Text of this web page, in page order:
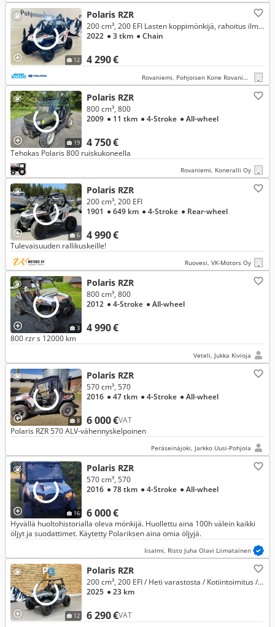
12
Polaris RZR
4 290 €
200 cm³, 200 EFI Lasten koppimönkijä, rahoitus ilman käsirahaa
2022 ● 3 tkm ● Chain
Rovaniemi, Pohjoisen Kone Rovaniemi
19
Polaris RZR
4 750 €
800 cm³, 800
2009 ● 11 tkm ● 4-Stroke ● All-wheel
Tehokas Polaris 800 ruiskukoneella
Rovaniemi, Koneralli Oy
6
Polaris RZR
4 990 €
200 cm³, 200 EFI
1901 ● 649 km ● 4-Stroke ● Rear-wheel
Tulevaisuuden rallikuskeille!
Ruovesi, VK-Motors Oy
3
Polaris RZR
4 990 €
800 cm³, 800
2012 ● 4-Stroke ● All-wheel
800 rzr s 12000 km
Veteli, Jukka Kivioja
8
Polaris RZR
6 000 €VAT
570 cm³, 570
2016 ● 47 tkm ● 4-Stroke ● All-wheel
Polaris RZR 570 ALV-vähennyskelpoinen
Peräseinäjoki, Jarkko Uusi-Pohjola
16
Polaris RZR
6 000 €
570 cm³, 570
2016 ● 78 tkm ● 4-Stroke ● All-wheel
Hyvällä huoltohistorialla oleva mönkijä. Huollettu aina 100h välein kaikki
öljyt ja suodattimet. Käytetty Polariksen aina omia öljyjä.
Iisalmi, Risto Juha Olavi Liimatainen
12
Polaris RZR
6 290 €VAT
200 cm³, 200 EFI / Heti varastosta / Kotiintoimitus / Vaihto / Rahoitus järjestyy!
2025 ● 23 km